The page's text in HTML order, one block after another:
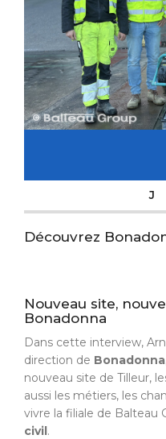
Découvrez
Nouveau site,
Bonadonna
Dans cette interview,
direction de Bonadonna
nouveau site de Tilleur,
aussi les métiers, les
vivre la filiale de Balteau
civil.